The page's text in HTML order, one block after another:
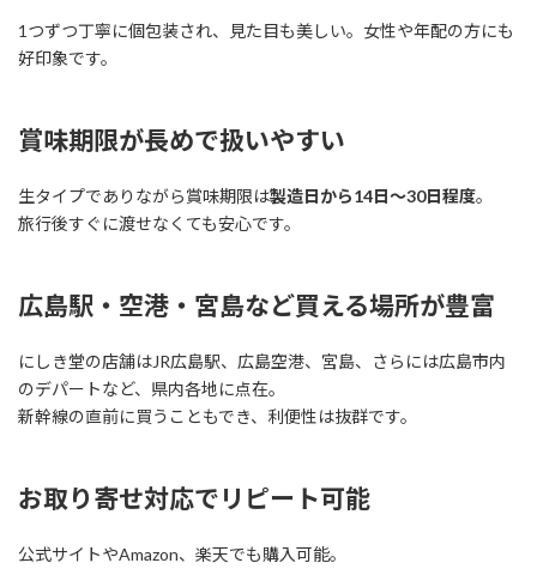
1つずつ丁寧に個包装され、見た目も美しい。女性や年配の方にも
好印象です。
賞味期限が長めで扱いやすい
生タイプでありながら賞味期限は製造日から14日～30日程度。
旅行後すぐに渡せなくても安心です。
広島駅・空港・宮島など買える場所が豊富
にしき堂の店舗はJR広島駅、広島空港、宮島、さらには広島市内
のデパートなど、県内各地に点在。
新幹線の直前に買うこともでき、利便性は抜群です。
お取り寄せ対応でリピート可能
公式サイトやAmazon、楽天でも購入可能。